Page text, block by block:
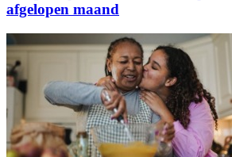
afgelopen maand